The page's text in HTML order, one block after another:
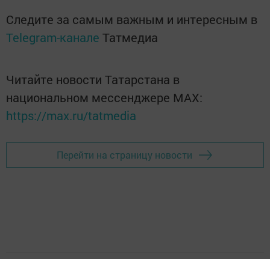
Следите за самым важным и интересным в
Telegram-канале Татмедиа
Читайте новости Татарстана в
национальном мессенджере MАХ:
https://max.ru/tatmedia
Перейти на страницу новости